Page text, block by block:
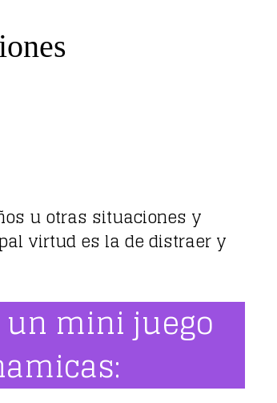
u otras situaciones y
virtud es la de distraer y
un mini juego